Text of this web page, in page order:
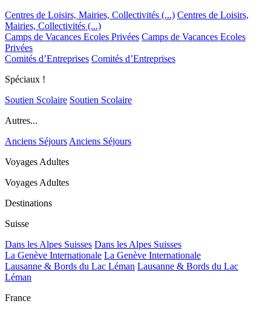
Centres de Loisirs, Mairies, Collectivités (...) Centres de Loisirs,
Mairies, Collectivités (...)
Camps de Vacances Ecoles Privées Camps de Vacances Ecoles
Privées
Comités d’Entreprises Comités d’Entreprises
Spéciaux !
Soutien Scolaire Soutien Scolaire
Autres...
Anciens Séjours Anciens Séjours
Voyages Adultes
Voyages Adultes
Destinations
Suisse
Dans les Alpes Suisses Dans les Alpes Suisses
La Genève Internationale La Genève Internationale
Lausanne & Bords du Lac Léman Lausanne & Bords du Lac
Léman
France